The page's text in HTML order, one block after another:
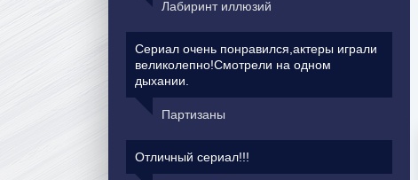
Лабиринт иллюзий
Сериал очень понравился,актеры играли
великолепно!Смотрели на одном
дыхании.
Партизаны
Отличный сериал!!!